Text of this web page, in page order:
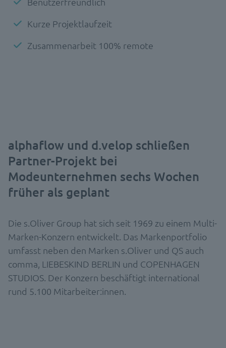
Kurze Projektlaufzeit
Zusammenarbeit 100% remote
alphaflow und d.velop schließen
Partner-Projekt bei
Modeunternehmen sechs Wochen
früher als geplant
Die s.Oliver Group hat sich seit 1969 zu einem Multi-
Marken-Konzern entwickelt. Das Markenportfolio
umfasst neben den Marken s.Oliver und QS auch
comma, LIEBESKIND BERLIN und COPENHAGEN
STUDIOS. Der Konzern beschäftigt international
rund 5.100 Mitarbeiter:innen.